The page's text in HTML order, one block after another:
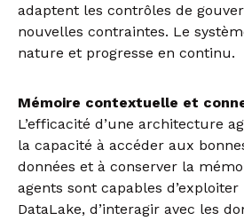
adaptent les contrôles de
nouvelles contraintes. Le
nature et progresse en continu.
Mémoire contextuelle et
L’efficacité d’une architecture
la capacité à accéder aux
données et à conserver la
agents sont capables d’exploiter
DataLake, d’interagir avec les